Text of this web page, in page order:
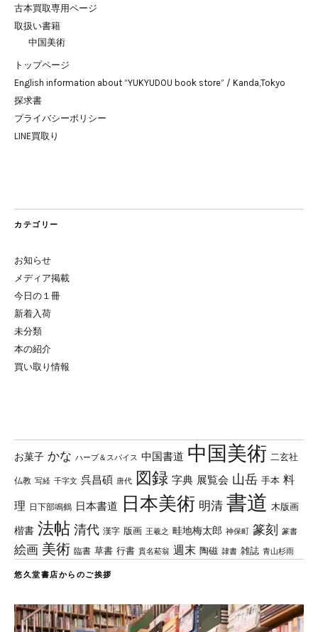
古本買取専用ページ
取扱い書籍
中国美術
トップページ
English information about “YUKYUDOU book store” / Kanda,Tokyo
探求書
プライバシーポリシー
LINE買取り
カテゴリー
お知らせ
メディア掲載
今日の１冊
新着入荷
未分類
本の紹介
買い取り情報
お菓子 かな ハーブ＆スパイス 中国書道 中国美術 二玄社
仏教 写経 千字文 呉昌碩 唐代 図録 字典 展覧会 山岳 手本 料
理 日下部鳴鶴 日本書道 日本美術 明清 書道 木版画
楷書 法帖 清代 漢字 版画 王羲之 畦地梅太郎 神保町 篆刻 篆書
絵画 美術 臨書 草書 行書 貫名菘翁 週末 陶磁 隷書 雑誌 青山杉雨
悠久堂書店からのご挨拶